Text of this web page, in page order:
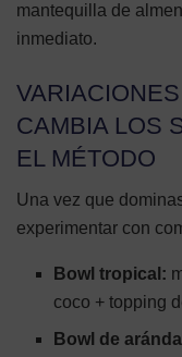
mantequilla de
inmediato.
CAMBIA LOS
EL MÉTODO
Una vez que
experimentar con
Bowl tropical:
coco + topping
Bowl de